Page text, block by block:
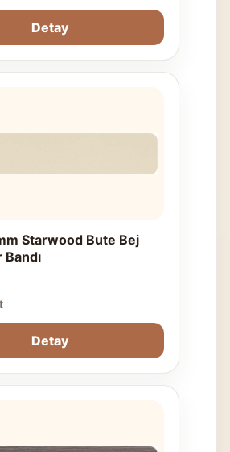
Detay
Starwood Bute Bej
Bandı
Detay